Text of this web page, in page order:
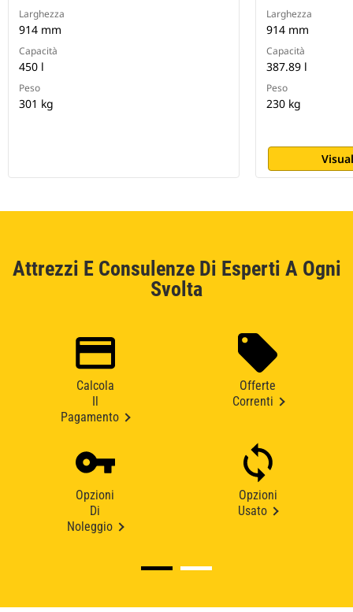
Larghezza
914 mm
Capacità
450 l
Peso
301 kg
Larghezza
914 mm
Capacità
387.89 l
Peso
230 kg
Attrezzi E Consulenze Di Esperti A Ogni
Svolta
Calcola
Pagamento
Offerte
Correnti
Opzioni
Di
Noleggio
Opzioni
Usato